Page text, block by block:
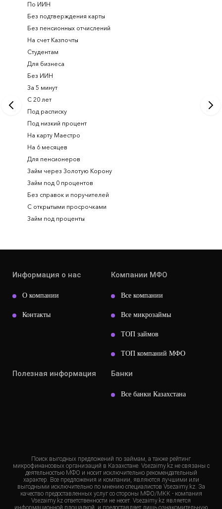
По ИИН
Без подтверждения карты
Без пенсионных отчислений
На счет Казпочты
Студентам
Для бизнеса
Без ИИН
За 5 минут
С 20 лет
Под расписку
Под низкий процент
На карту Маестро
На 6 месяцев
Для пенсионеров
Займ через Золотую Корону
Займ под 0 процентов
Без справок и поручителей
С открытыми просрочками
Займ под проценты
Займ на
Займ
Информация о нас
О компании
Контакты
Компании МФО
Все компании
Все микрозаймы
ТОП займов
ТОП компаний МФО
Полезная информация Банки
Все банки Казахстана
Поиск выгодных предложений по займам, а также рейтинг
микрофинансовых организаций в Казахстане. Vsezaimy.kz не связаны с
деятельностью МФО и носит исключительно рекомендательный
характер. Все предложения и компании, являются лучшими или
выгодными исключительно по мнению специалистов Vsezaimy.kz. За
качество предоставленных услуг со стороны МФО/МКК - компания
Vsezaimy.kz ответственности не несет. Vsezaimy.kz является
информационной площадкой, и предоставляет лишь ознакомительную